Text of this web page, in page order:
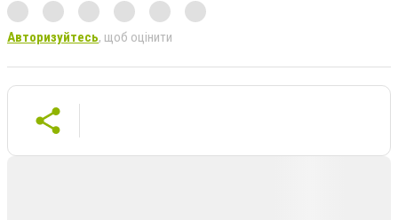
Авторизуйтесь, щоб оцінити